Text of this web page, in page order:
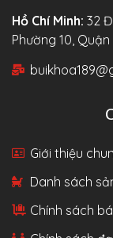
Hồ Chí Minh: 32
Phường 10, Quận
Giới thiệu
Danh sách
Chính sách